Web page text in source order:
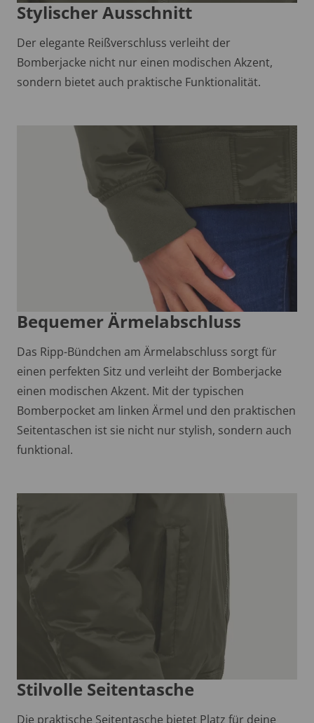
Stylischer Ausschnitt
Der elegante Reißverschluss verleiht der
Bomberjacke nicht nur einen modischen Akzent,
sondern bietet auch praktische Funktionalität.
Bequemer Ärmelabschluss
Das Ripp-Bündchen am Ärmelabschluss sorgt für
einen perfekten Sitz und verleiht der Bomberjacke
einen modischen Akzent. Mit der typischen
Bomberpocket am linken Ärmel und den praktischen
Seitentaschen ist sie nicht nur stylish, sondern auch
funktional.
Stilvolle Seitentasche
Die praktische Seitentasche bietet Platz für deine